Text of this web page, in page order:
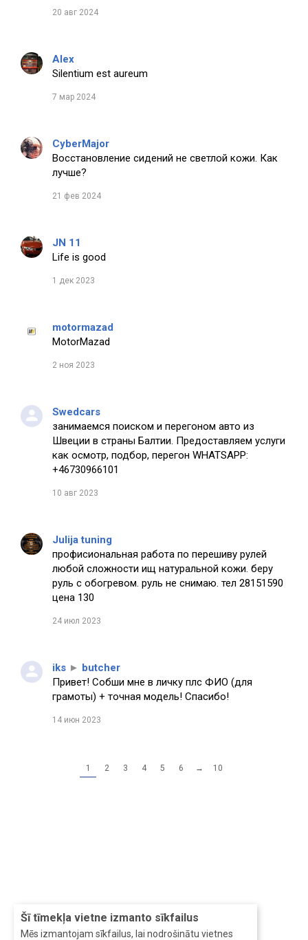
Šī tīmekļa vietne izmanto sīkfailus
Mēs izmantojam sīkfailus, lai nodrošinātu vietnes
20 авг 2024
Alex
Silentium est aureum
7 мар 2024
CyberMajor
Восстановление сидений не светлой кожи. Как
лучше?
21 фев 2024
JN 11
Life is good
1 дек 2023
motormazad
MotorMazad
2 ноя 2023
Swedcars
занимаемся поиском и перегоном авто из
Швеции в страны Балтии. Предоставляем услуги
как осмотр, подбор, перегон WHATSAPP:
+46730966101
10 авг 2023
Julija tuning
профисиональная работа по перешиву рулей
любой сложности ищ натуральной кожи. беру
руль с обогревом. руль не снимаю. тел 28151590
цена 130
24 июл 2023
iks ► butcher
Привет! Собши мне в личку плс ФИО (для
грамоты) + точная модель! Спасибо!
14 июн 2023
1 2 3 4 5 6 → 10